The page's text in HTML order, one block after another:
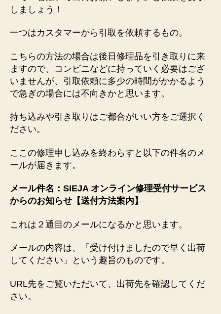
しましょう！
一つはカスタマーから引取を依頼するもの。
こちらの方法の場合は後日修理品を引き取りに来
ますので、コンビニなどに持っていく必要はござ
いませんが、引取依頼に多少の時間がかかるよう
で急ぎの場合には不向きかと思います。
持ち込みや引き取りはご都合がいい方をご選択く
ださい。
ここの修理申し込みを終わらすと以下の件名のメ
ールが届きます。
メール件名：SIEJA オンライン修理受付サービス
からのお知らせ【送付方法案内】
これは２通目のメールになるかと思います。
メールの内容は、「受け付けましたので早く出荷
してください」という趣旨のものです。
URL先をご覧いただいて、出荷先を確認してくだ
さい。